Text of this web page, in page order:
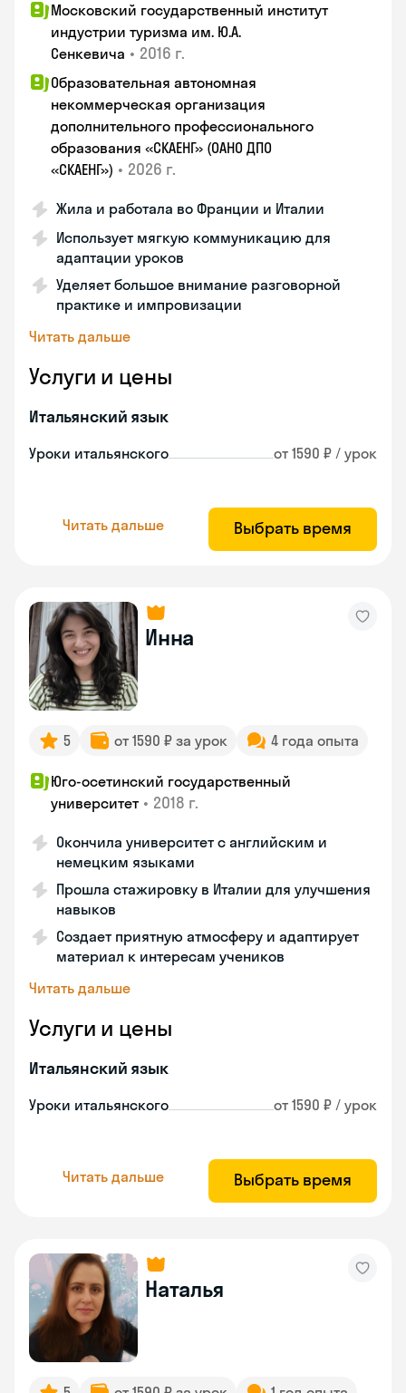
Московский государственный институт
индустрии туризма им. Ю.А.
Сенкевича • 2016 г.
Образовательная автономная
некоммерческая организация
дополнительного профессионального
образования «СКАЕНГ» (ОАНО ДПО
«СКАЕНГ») • 2026 г.
Жила и работала во Франции и Италии
Использует мягкую коммуникацию для
адаптации уроков
Уделяет большое внимание разговорной
практике и импровизации
Читать дальше
Услуги и цены
Итальянский язык
Уроки итальянского от 1590 ₽ / урок
Читать дальше Выбрать время
Инна
5 от 1590 ₽ за урок 4 года опыта
Юго-осетинский государственный
университет • 2018 г.
Окончила университет с английским и
немецким языками
Прошла стажировку в Италии для улучшения
навыков
Создает приятную атмосферу и адаптирует
материал к интересам учеников
Читать дальше
Услуги и цены
Итальянский язык
Уроки итальянского от 1590 ₽ / урок
Читать дальше Выбрать время
Наталья